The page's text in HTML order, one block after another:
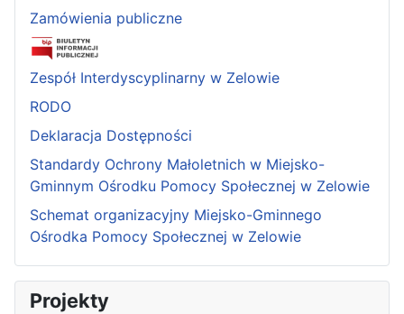
Zamówienia publiczne
Zespół Interdyscyplinarny w Zelowie
RODO
Deklaracja Dostępności
Standardy Ochrony Małoletnich w Miejsko-
Gminnym Ośrodku Pomocy Społecznej w Zelowie
Schemat organizacyjny Miejsko-Gminnego
Ośrodka Pomocy Społecznej w Zelowie
Projekty